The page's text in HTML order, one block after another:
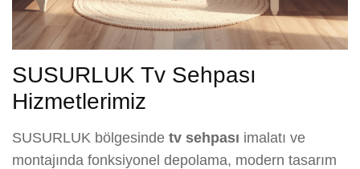
SUSURLUK Tv Sehpası
Hizmetlerimiz
SUSURLUK bölgesinde tv sehpası imalatı ve
montajında fonksiyonel depolama, modern tasarım